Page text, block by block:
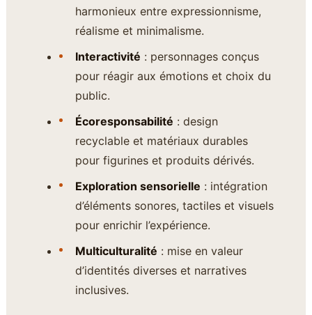
harmonieux entre expressionnisme,
réalisme et minimalisme.
Interactivité : personnages conçus
pour réagir aux émotions et choix du
public.
Écoresponsabilité : design
recyclable et matériaux durables
pour figurines et produits dérivés.
Exploration sensorielle : intégration
d’éléments sonores, tactiles et visuels
pour enrichir l’expérience.
Multiculturalité : mise en valeur
d’identités diverses et narratives
inclusives.